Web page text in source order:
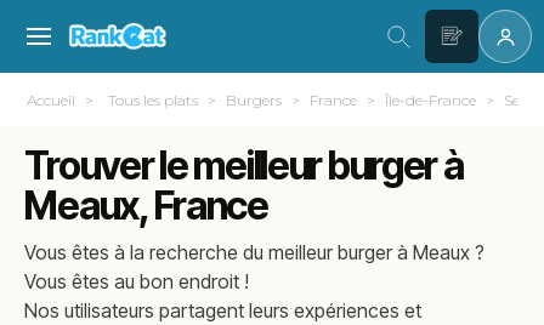
Accueil Tous les plats Burgers France Île-de-France
Trouver le meilleur burger à
Meaux, France
Vous êtes à la recherche du meilleurburger àMeaux ?
Vous êtes au bon endroit !
Nos utilisateurs partagent leurs expériences et